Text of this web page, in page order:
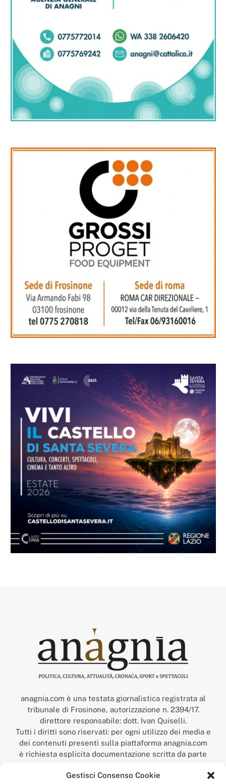
Gestisci Consenso Cookie
anagnia.com è una testata giornalistica registrata al
tribunale di Frosinone, autorizzazione n. 2394/17.
direttore responsabile: dott. Ivan Quiselli.
Tutti i diritti sono riservati: per ogni utilizzo dei media e
dei contenuti presenti sulla piattaforma anagnia.com
è richiesta esplicita documentazione scritta da parte
della redazione.
“Anagnia” è un marchio registrato presso l’Ufficio Italiano